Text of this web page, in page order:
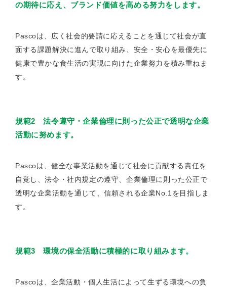
の期待に応え、ブランド価値を高める努力をします。
Pascoは、広く社会的要請に応えることを通じて社会が直
面する課題解決に進んで取り組み、安全・安心を最優先に
健康で豊かな食生活の実現に向けた企業努力を積み重ねま
す。
規範2 法令遵守・企業倫理に則った公正で透明な企業
活動に努めます。
Pascoは、健全な事業活動を通じて社会に貢献する責任を
自覚し、法令・社内規定の遵守、企業倫理に則った公正で
透明な企業活動を通じて、信頼される企業No.1を目指しま
す。
規範3 環境の保全活動に積極的に取り組みます。
Pascoは、企業活動・個人生活によって生ずる環境への負